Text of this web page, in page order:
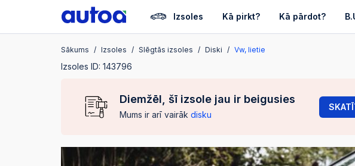
Izsoles Kā pirkt? Kā pārdot?
Sākums Izsoles Slēgtās izsoles Diski Vw, lietie
Izsoles ID: 143796
Diemžēl, šī izsole jau ir beigusies
Mums ir arī vairāk disku